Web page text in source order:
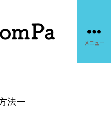
メニュー
法ー